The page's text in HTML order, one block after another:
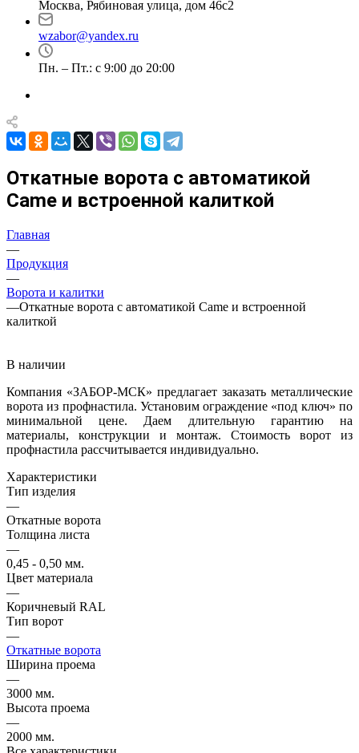
Москва, Рябиновая улица, дом 46с2
wzabor@yandex.ru
Пн. – Пт.: с 9:00 до 20:00
Откатные ворота с автоматикой
Came и встроенной калиткой
Главная
—
Продукция
—
Ворота и калитки
—Откатные ворота с автоматикой Came и встроенной
калиткой
В наличии
Компания «ЗАБОР-МСК» предлагает заказать металлические
ворота из профнастила. Установим ограждение «под ключ» по
минимальной цене. Даем длительную гарантию на
материалы, конструкции и монтаж. Стоимость ворот из
профнастила рассчитывается индивидуально.
Характеристики
Тип изделия
—
Откатные ворота
Толщина листа
—
0,45 - 0,50 мм.
Цвет материала
—
Коричневый RAL
Тип ворот
—
Откатные ворота
Ширина проема
—
3000 мм.
Высота проема
—
2000 мм.